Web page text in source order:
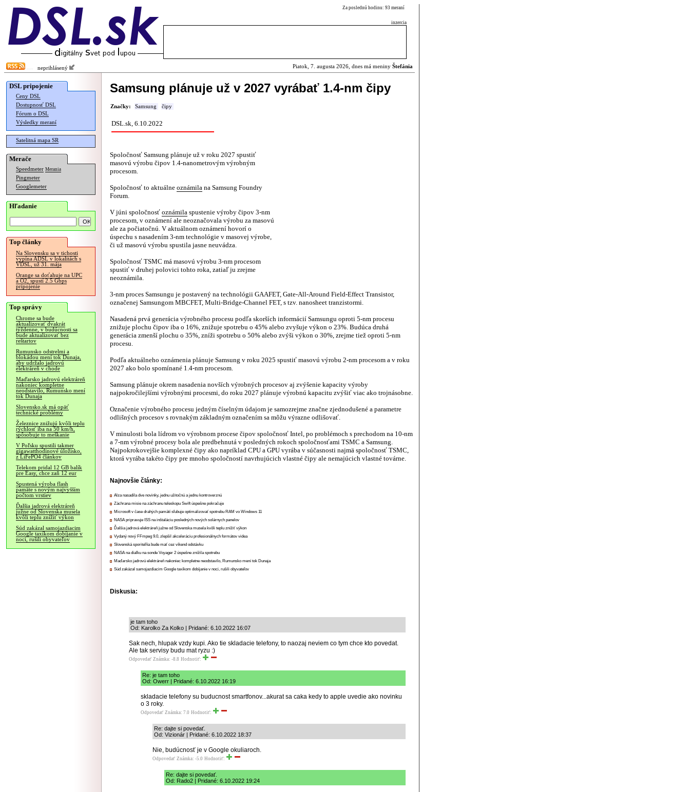
Za poslednú hodinu: 93 meraní
inzercia
neprihlásený Piatok, 7. augusta 2026, dnes má meniny Štefánia
DSL pripojenie
Ceny DSL
Dostupnosť DSL
Fórum o DSL
Výsledky meraní
Satelitná mapa SR
Merače
Speedmeter Merania
Pingmeter
Googlemeter
Hľadanie
Top články
Na Slovensku sa v tichosti
vypína ADSL v lokalitách s
VDSL, už 31. mája
Orange sa doťahuje na UPC
a O2, spustí 2.5 Gbps
pripojenie
Top správy
Chrome sa bude
aktualizovať dvakrát
týždenne, v budúcnosti sa
bude aktualizovať bez
reštartov
Rumunsko odstrelmi a
blokádou mení tok Dunaja,
aby udržalo jadrovú
elektráreň v chode
Maďarsko jadrovú elektráreň
nakoniec kompletne
neodstavilo, Rumunsko mení
tok Dunaja
Slovensko.sk má opäť
technické problémy
Železnice znižujú kvôli teplu
rýchlosť iba na 50 km/h,
spôsobuje to meškanie
V Poľsku spustili takmer
gigawatthodinové úložisko,
z LiFePO4 článkov
Telekom pridal 12 GB balík
pre Easy, chce zaň 12 eur
Spustená výroba flash
pamäte s novým najvyšším
počtom vrstiev
Ďalšia jadrová elektráreň
južne od Slovenska musela
kvôli teplu znížiť výkon
Súd zakázal samojazdiacim
Google taxíkom dobíjanie v
noci, rušili obyvateľov
Samsung plánuje už v 2027 vyrábať 1.4-nm čipy
Značky: Samsung čipy
DSL.sk, 6.10.2022
Spoločnosť Samsung plánuje už v roku 2027 spustiť
masovú výrobu čipov 1.4-nanometrovým výrobným
procesom.
Spoločnosť to aktuálne oznámila na Samsung Foundry
Forum.
V júni spoločnosť oznámila spustenie výroby čipov 3-nm
procesom, v oznámení ale neoznačovala výrobu za masovú
ale za počiatočnú. V aktuálnom oznámení hovorí o
úspechu s nasadením 3-nm technológie v masovej výrobe,
či už masovú výrobu spustila jasne neuvádza.
Spoločnosť TSMC má masovú výrobu 3-nm procesom
spustiť v druhej polovici tohto roka, zatiaľ ju zrejme
neoznámila.
3-nm proces Samsungu je postavený na technológii GAAFET, Gate-All-Around Field-Effect Transistor,
označenej Samsungom MBCFET, Multi-Bridge-Channel FET, s tzv. nanosheet tranzistormi.
Nasadená prvá generácia výrobného procesu podľa skorších informácií Samsungu oproti 5-nm procesu
znižuje plochu čipov iba o 16%, znižuje spotrebu o 45% alebo zvyšuje výkon o 23%. Budúca druhá
generácia zmenší plochu o 35%, zníži spotrebu o 50% alebo zvýši výkon o 30%, zrejme tiež oproti 5-nm
procesu.
Podľa aktuálneho oznámenia plánuje Samsung v roku 2025 spustiť masovú výrobu 2-nm procesom a v roku
2027 ako bolo spomínané 1.4-nm procesom.
Samsung plánuje okrem nasadenia novších výrobných procesov aj zvýšenie kapacity výroby
najpokročilejšími výrobnými procesmi, do roku 2027 plánuje výrobnú kapacitu zvýšiť viac ako trojnásobne.
Označenie výrobného procesu jedným číselným údajom je samozrejme značne zjednodušené a parametre
odlišných procesov s rovnakým základným označením sa môžu výrazne odlišovať.
V minulosti bola lídrom vo výrobnom procese čipov spoločnosť Intel, po problémoch s prechodom na 10-nm
a 7-nm výrobné procesy bola ale predbehnutá v posledných rokoch spoločnosťami TSMC a Samsung.
Najpokrokovejšie komplexné čipy ako napríklad CPU a GPU vyrába v súčasnosti najmä spoločnosť TSMC,
ktorá vyrába takéto čipy pre mnoho spoločností navrhujúcich vlastné čipy ale nemajúcich vlastné továrne.
Najnovšie články:
Alza nasadila dve novinky, jednu užitočnú a jednu kontroverznú
Záchrana misie na záchranu teleskopu Swift úspešne pokračuje
Microsoft v čase drahých pamätí sľubuje optimalizovať spotrebu RAM vo Windows 11
NASA pripravuje ISS na inštaláciu posledných nových solárnych panelov
Ďalšia jadrová elektráreň južne od Slovenska musela kvôli teplu znížiť výkon
Vydaný nový FFmpeg 9.0, zlepšil akceleráciu profesionálnych formátov videa
Slovenská sporiteľňa bude mať cez víkend odstávku
NASA na diaľku na sonde Voyager 2 úspešne znížila spotrebu
Maďarsko jadrovú elektráreň nakoniec kompletne neodstavilo, Rumunsko mení tok Dunaja
Súd zakázal samojazdiacim Google taxíkom dobíjanie v noci, rušili obyvateľov
Diskusia:
je tam toho
Od: Karolko Za Kolko | Pridané: 6.10.2022 16:07
Sak nech, hlupak vzdy kupi. Ako tie skladacie telefony, to naozaj neviem co tym chce kto povedat.
Ale tak servisy budu mat ryzu :)
Odpovedať Známka: -8.8 Hodnotiť:
Re: je tam toho
Od: Owerr | Pridané: 6.10.2022 16:19
skladacie telefony su buducnost smartfonov...akurat sa caka kedy to apple uvedie ako novinku
o 3 roky.
Odpovedať Známka: 7.0 Hodnotiť:
Re: dajte si povedať.
Od: Vizionár | Pridané: 6.10.2022 18:37
Nie, budúcnosť je v Google okuliaroch.
Odpovedať Známka: -5.0 Hodnotiť:
Re: dajte si povedať.
Od: Rado2 | Pridané: 6.10.2022 19:24